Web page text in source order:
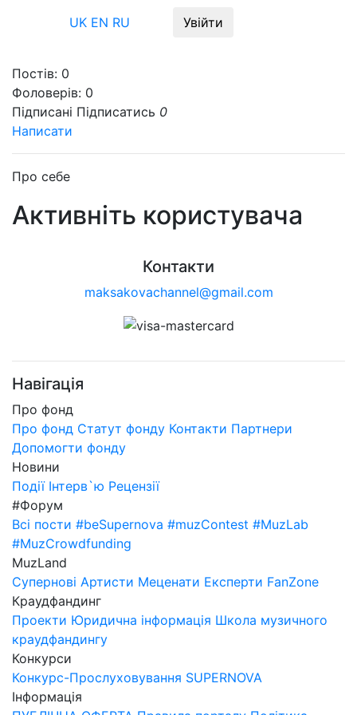
UK EN RU Увійти
Постів: 0
Фоловерів: 0
Підписані Підписатись 0
Написати
Про себе
Активніть користувача
Контакти
maksakovachannel@gmail.com
Навігація
Про фонд
Про фонд Статут фонду Контакти Партнери
Допомогти фонду
Новини
Події Інтерв`ю Рецензії
#Форум
Всі пости #beSupernova #muzContest #MuzLab
#MuzCrowdfunding
MuzLand
Супернові Артисти Меценати Експерти FanZone
Краудфандинг
Проекти Юридична інформація Школа музичного
краудфандингу
Конкурси
Конкурс-Прослуховування SUPERNOVA
Інформація